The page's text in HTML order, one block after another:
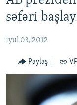
naviqasiyaya
qayıt
Axtarışa
keç
KORRUPSIOMETR
FƏRQƏ BAX
QANUNI DOĞRU
ARAŞDIRMA
MULTIMEDIA
səfəri
İyul 03, 2012
Paylaş